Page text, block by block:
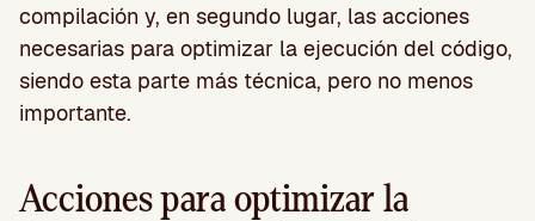
compilación y, en segundo lugar, las acciones
necesarias para optimizar la ejecución del código,
siendo esta parte más técnica, pero no menos
importante.
Acciones para optimizar la